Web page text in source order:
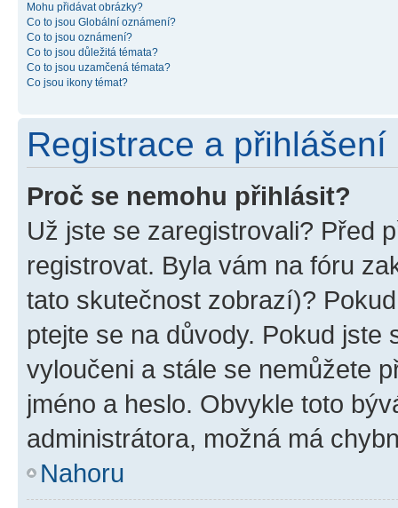
Mohu přidávat obrázky?
Co to jsou Globální oznámení?
Co to jsou oznámení?
Co to jsou důležitá témata?
Co to jsou uzamčená témata?
Co jsou ikony témat?
Registrace a přihlášení
Proč se nemohu přihlásit?
Už jste se zaregistrovali? Před
registrovat. Byla vám na fóru
tato skutečnost zobrazí)?
ptejte se na důvody. Pokud jste
vyloučeni a stále se nemůžete
jméno a heslo. Obvykle toto
administrátora, možná má
Nahoru